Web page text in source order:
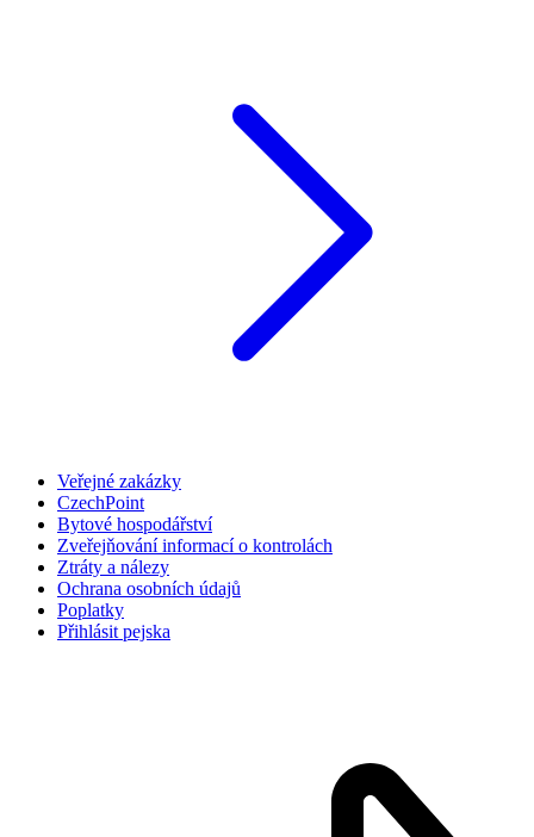
Veřejné zakázky
CzechPoint
Bytové hospodářství
Zveřejňování informací o kontrolách
Ztráty a nálezy
Ochrana osobních údajů
Poplatky
Přihlásit pejska